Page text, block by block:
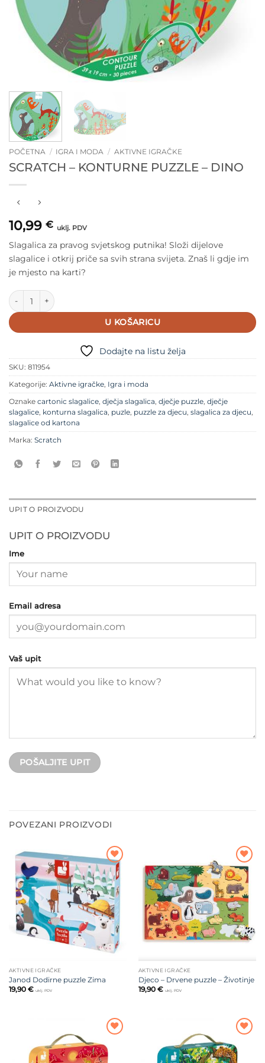
POČETNA / IGRA I MODA / AKTIVNE IGRAČKE
SCRATCH – KONTURNE PUZZLE – DINO
10,99 € uklj. PDV
Slagalica za pravog svjetskog putnika! Složi dijelove
slagalice i otkrij priče sa svih strana svijeta. Znaš li gdje im
je mjesto na karti?
Scratch - konturne puzzle - Dino količina
U KOŠARICU
Dodajte na listu želja
SKU: 811954
Kategorije: Aktivne igračke, Igra i moda
Oznake cartonic slagalice, dječja slagalica, dječje puzzle, dječje
slagalice, konturna slagalica, puzle, puzzle za djecu, slagalica za djecu,
slagalice od kartona
Marka: Scratch
UPIT O PROIZVODU
UPIT O PROIZVODU
Ime
Email adresa
Vaš upit
POVEZANI PROIZVODI
Dodajte
na listu
želja
AKTIVNE IGRAČKE
Janod Dodirne puzzle Zima
19,90 € uklj. PDV
Dodajte
na listu
želja
AKTIVNE IGRAČKE
Djeco – Drvene puzzle – Životinje
19,90 € uklj. PDV
Dodajte
na listu
želja
Dodajte
na listu
želja